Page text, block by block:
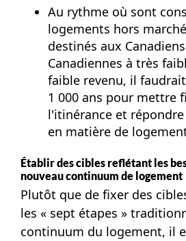
Au rythme où sont
logements hors
destinés aux
Canadiennes à très
faible revenu, il
1 000 ans pour mettre
l'itinérance et
en matière de
Établir des cibles reflétant les
nouveau continuum de logement
Plutôt que de fixer des
les « sept étapes »
continuum du logement, il